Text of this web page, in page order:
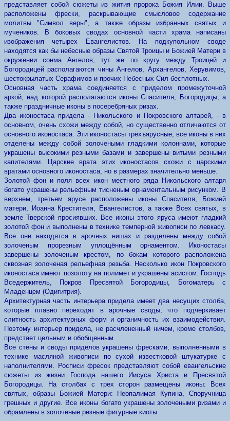
представляет собой сюжеты из жития пророка Божия Илии. Выше
расположены фрески, раскрывающие смысловое содержание
молитвы "Символ веры", а также образы избранных святых и
мучеников. В боковых сводах основной части храма написаны
изображения четырех Евангелистов. На подкупольном своде
находятся как бы небесные образы Святой Троицы и Божией Матери в
окружении сонма Ангелов; тут же по кругу между Троицей и
Богородицей располагаются чины Ангелов, Архангелов, Херувимов,
шестокрылатых Серафимов и прочих Небесных Сил бесплотных.
Основная часть храма соединяется с приделом промежуточной
аркой, над которой располагаются иконы Спасителя, Богородицы, а
также праздничные иконы в посеребряных ризах.
Два иконостаса придела - Никольского и Покровского алтарей, - в
основном, очень схожи между собой, но существенно отличаются от
основного иконостаса. Эти иконостасы трёхъярусные; все иконы в них
отделены между собой золочеными гладкими колоннами, которые
украшены высокими резными базами и завершены витыми резными
капителями. Царские врата этих иконостасов схожи с царскими
вратами основного иконостаса, но в размерах значительно меньше.
Золотой фон и поля всех икон местного ряда Никольского алтаря
богато украшены рельефным тисненым орнаментальным рисунком. В
верхнем, третьем ярусе расположены иконы Спасителя, Божией
матери, Иоанна Крестителя, Евангелистов, а также Всех святых, в
земле Тверской просиявших. Все иконы этого яруса имеют гладкий
золотой фон и выполнены в технике темперной живописи по левкасу.
Все они находятся в арочных нишах и разделены между собой
золоченым прорезным уплощённым орнаментом. Иконостасы
завершены золоченым крестом, по бокам которого расположена
сквозная золоченая рельефная резьба. Несколько икон Покровского
иконостаса имеют позолоту на полимет и украшены асистом: Господь
Вседержитель, Покров Пресвятой Богородицы, Богоматерь с
Младенцем (Одигитрия).
Архитектурная часть интерьера придела имеет два несущих столба,
которые плавно переходят в арочные своды, что подчеркивает
слитность архитектурных форм и органичность их взаимодействия.
Поэтому интерьер придела, не расчлененный ничем, кроме столбов,
предстает цельным и обобщенным.
Все стены и своды приделов украшены фресками, выполненными в
технике масляной живописи по сухой известковой штукатурке с
наполнителями. Росписи фресок представляют собой евангельские
сюжеты из жизни Господа нашего Иисуса Христа и Пресвятой
Богородицы. На столбах с трех сторон размещены иконы: Всех
святых, образы Божией Матери: Неопалимая Купинa, Споручница
грешных и другие. Все иконы богато украшены золочеными ризами и
обрамлены в золоченые резные фигурные киоты.